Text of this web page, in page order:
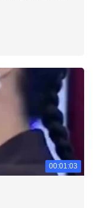
00:01:03